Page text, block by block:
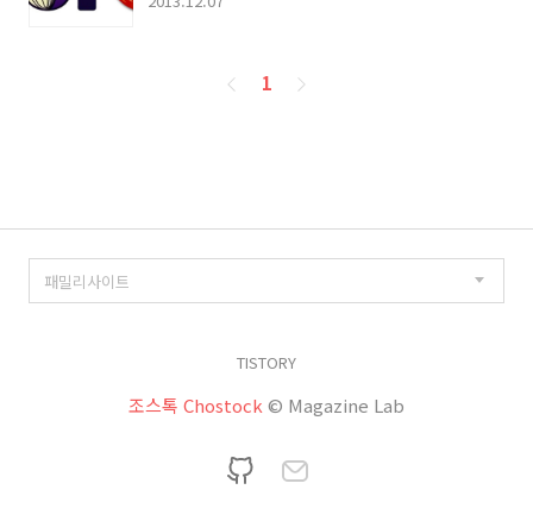
페
1
TISTORY
조스톡 Chostock © Magazine Lab